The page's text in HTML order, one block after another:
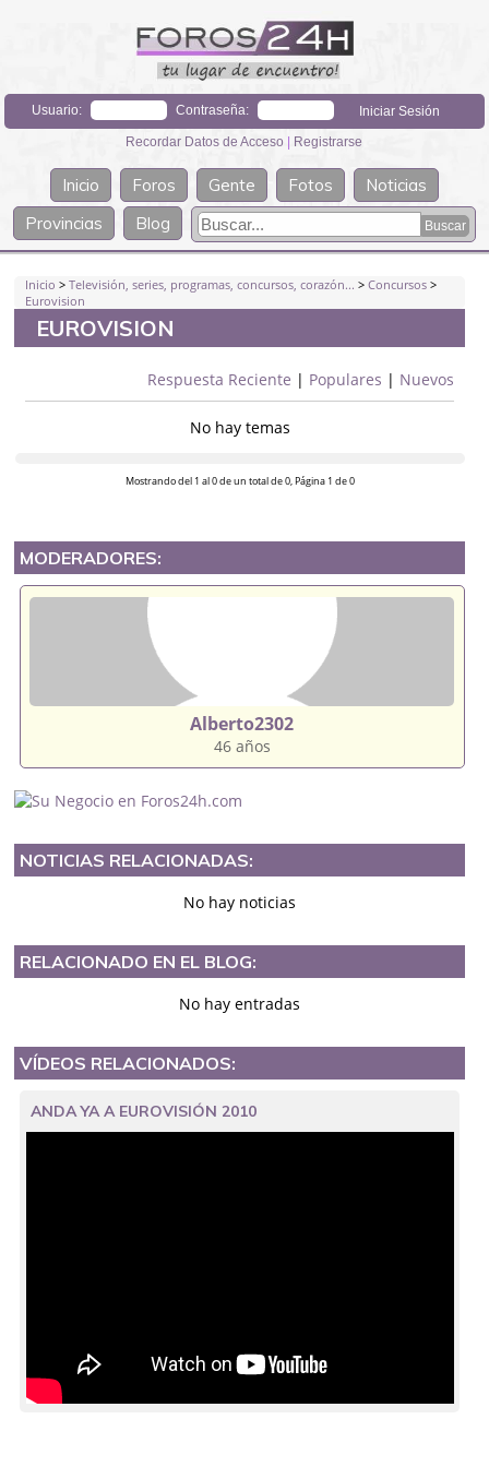
Usuario: Contraseña:
Recordar Datos de Acceso | Registrarse
Inicio Foros Gente Fotos
Noticias
Provincias
Blog
Inicio >Televisión, series, programas, concursos, corazón... >Concursos >
Eurovision
EUROVISION
Respuesta Reciente | Populares | Nuevos
No hay temas
Mostrando del 1 al 0 de un total de 0, Página 1 de 0
MODERADORES:
Alberto2302
46 años
NOTICIAS RELACIONADAS:
No hay noticias
RELACIONADO EN EL BLOG:
No hay entradas
VÍDEOS RELACIONADOS:
ANDA YA A EUROVISIÓN 2010